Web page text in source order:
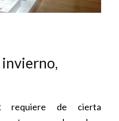
invierno,
requiere de cierta